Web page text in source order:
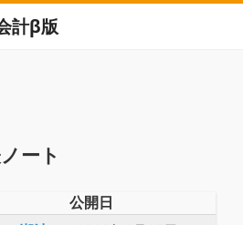
計β版
ート
公開日